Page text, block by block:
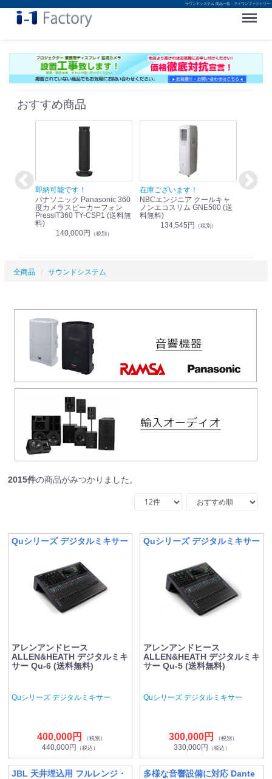
サウンドシステム 商品一覧 - アイワンファクトリー
Menu
おすすめ商品
即納可能です！
パナソニック Panasonic 360
度カメラスピーカーフォン
PressIT360 TY-CSP1 (送料無
料)
140,000円 （税別）
在庫ございます！
NBCエンジニア クールキャ
ノンエコスリム GNE500 (送
料無料)
134,545円 （税別）
即納可
全商品 サウンドシステム
2015件の商品がみつかりました。
Quシリーズ デジタルミキサー
アレンアンドヒース
ALLEN&HEATH デジタルミキ
サー Qu-6 (送料無料)
Quシリーズ デジタルミキサー
400,000円 （税別）
440,000円 （税込）
Quシリーズ デジタルミキサー
アレンアンドヒース
ALLEN&HEATH デジタルミキ
サー Qu-5 (送料無料)
Quシリーズ デジタルミキサー
300,000円 （税別）
330,000円 （税込）
JBL 天井埋込用 フルレンジ・
多様な音響設備に対応 Dante